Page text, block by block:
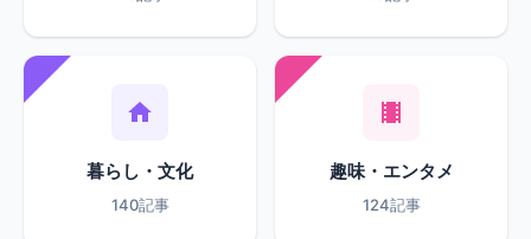
暮らし・文化
140記事
趣味・エンタメ
124記事